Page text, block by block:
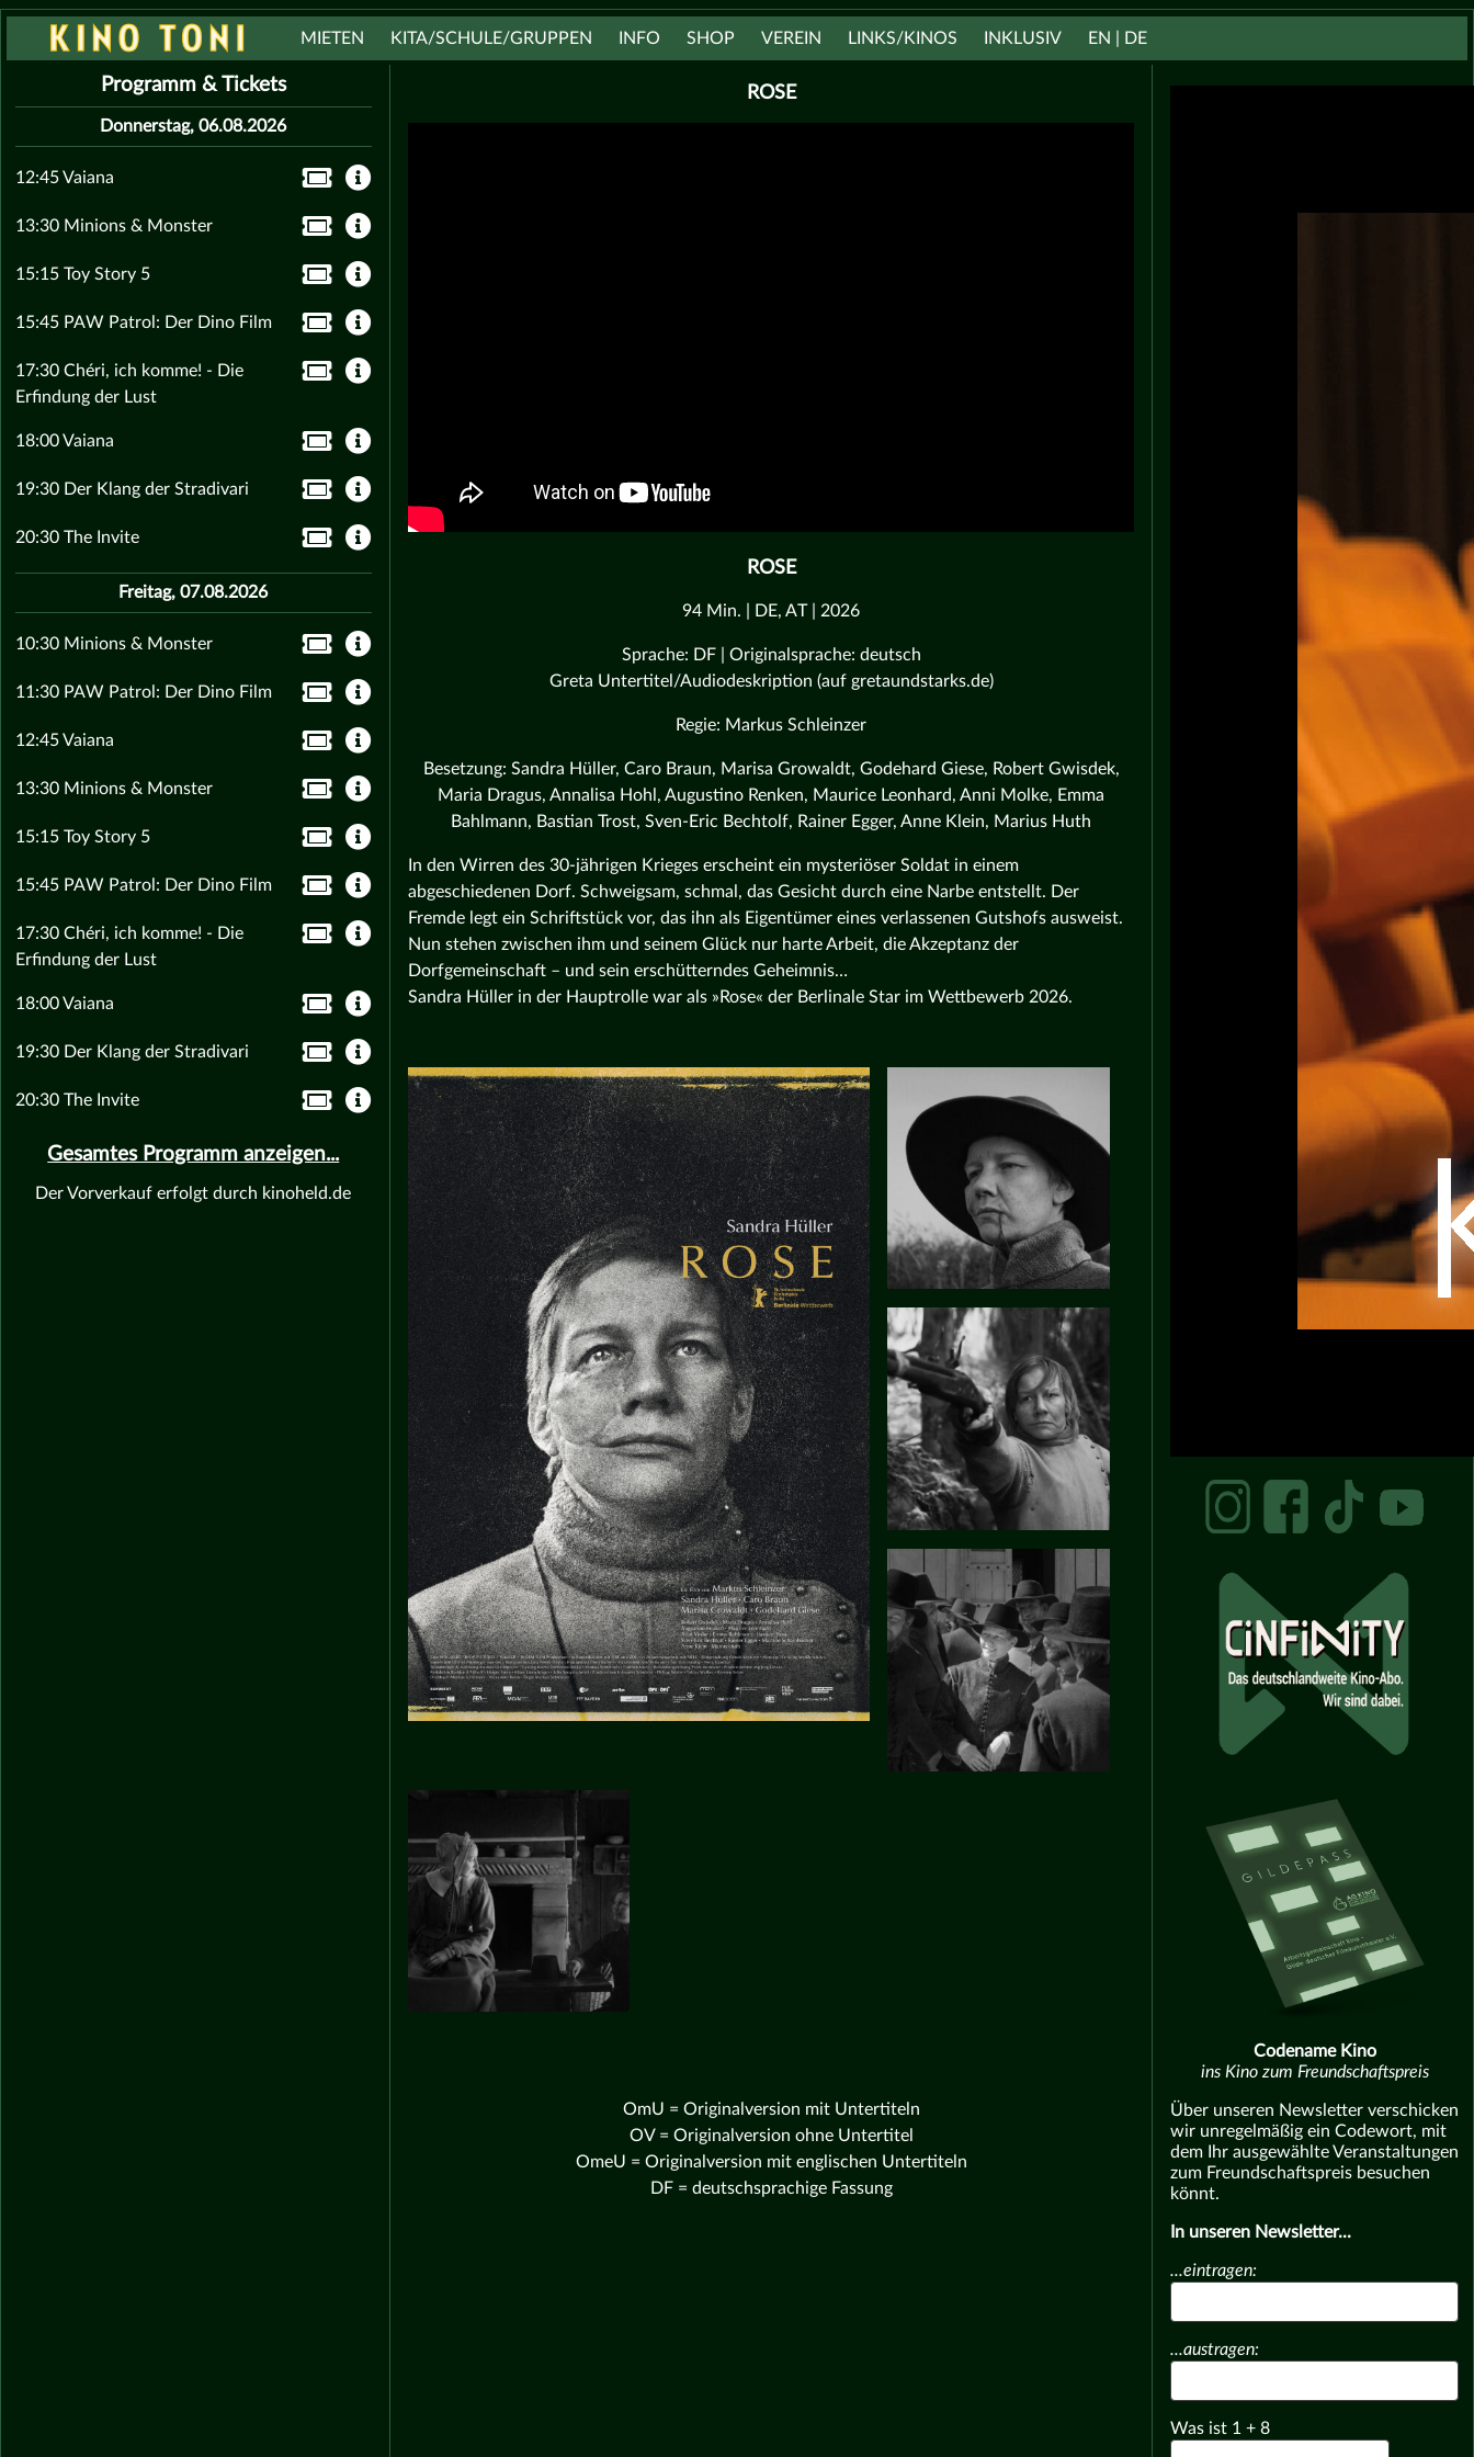
MIETEN KITA/SCHULE/GRUPPEN INFO SHOP VEREIN LINKS/KINOS INKLUSIV EN | DE
ROSE
ROSE
94 Min. | DE, AT | 2026
Sprache: DF | Originalsprache: deutsch
Greta Untertitel/Audiodeskription (auf gretaundstarks.de)
Regie: Markus Schleinzer
Besetzung: Sandra Hüller, Caro Braun, Marisa Growaldt, Godehard Giese, Robert Gwisdek,
Maria Dragus, Annalisa Hohl, Augustino Renken, Maurice Leonhard, Anni Molke, Emma
Bahlmann, Bastian Trost, Sven-Eric Bechtolf, Rainer Egger, Anne Klein, Marius Huth
In den Wirren des 30-jährigen Krieges erscheint ein mysteriöser Soldat in einem
abgeschiedenen Dorf. Schweigsam, schmal, das Gesicht durch eine Narbe entstellt. Der
Fremde legt ein Schriftstück vor, das ihn als Eigentümer eines verlassenen Gutshofs ausweist.
Nun stehen zwischen ihm und seinem Glück nur harte Arbeit, die Akzeptanz der
Dorfgemeinschaft – und sein erschütterndes Geheimnis…
Sandra Hüller in der Hauptrolle war als »Rose« der Berlinale Star im Wettbewerb 2026.
OmU = Originalversion mit Untertiteln
OV = Originalversion ohne Untertitel
OmeU = Originalversion mit englischen Untertiteln
DF = deutschsprachige Fassung
Programm & Tickets
Donnerstag, 06.08.2026
12:45 Vaiana
13:30 Minions & Monster
15:15 Toy Story 5
15:45 PAW Patrol: Der Dino Film
17:30 Chéri, ich komme! - Die
Erfindung der Lust
18:00 Vaiana
19:30 Der Klang der Stradivari
20:30 The Invite
Freitag, 07.08.2026
10:30 Minions & Monster
11:30 PAW Patrol: Der Dino Film
12:45 Vaiana
13:30 Minions & Monster
15:15 Toy Story 5
15:45 PAW Patrol: Der Dino Film
17:30 Chéri, ich komme! - Die
Erfindung der Lust
18:00 Vaiana
19:30 Der Klang der Stradivari
20:30 The Invite
Gesamtes Programm anzeigen...
Der Vorverkauf erfolgt durch kinoheld.de
Codename Kino
ins Kino zum Freundschaftspreis
Über unseren Newsletter verschicken
wir unregelmäßig ein Codewort, mit
dem Ihr ausgewählte Veranstaltungen
zum Freundschaftspreis besuchen
könnt.
In unseren Newsletter...
...eintragen:
...austragen:
Was ist 1 + 8